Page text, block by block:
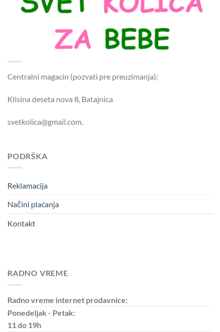
Centralni magacin (pozvati pre preuzimanja):
Klisina deseta nova 8, Batajnica
svetkolica@gmail.com.
PODRŠKA
Reklamacija
Načini plaćanja
Kontakt
RADNO VREME
Radno vreme internet prodavnice:
Ponedeljak - Petak:
11 do 19h